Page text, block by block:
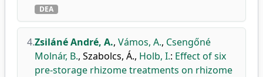
DEA
4.Zsiláné André, A., Vámos, A., Csengőné
Molnár, B., Szabolcs, Á., Holb, I.: Effect of six
pre-storage rhizome treatments on rhizome